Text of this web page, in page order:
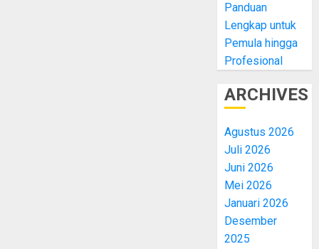
Panduan
Lengkap untuk
Pemula hingga
Profesional
ARCHIVES
Agustus 2026
Juli 2026
Juni 2026
Mei 2026
Januari 2026
Desember
2025